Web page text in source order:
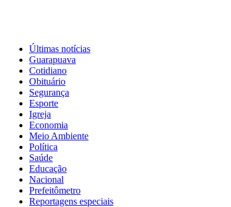
Últimas notícias
Guarapuava
Cotidiano
Obituário
Segurança
Esporte
Igreja
Economia
Meio Ambiente
Política
Saúde
Educação
Nacional
Prefeitômetro
Reportagens especiais